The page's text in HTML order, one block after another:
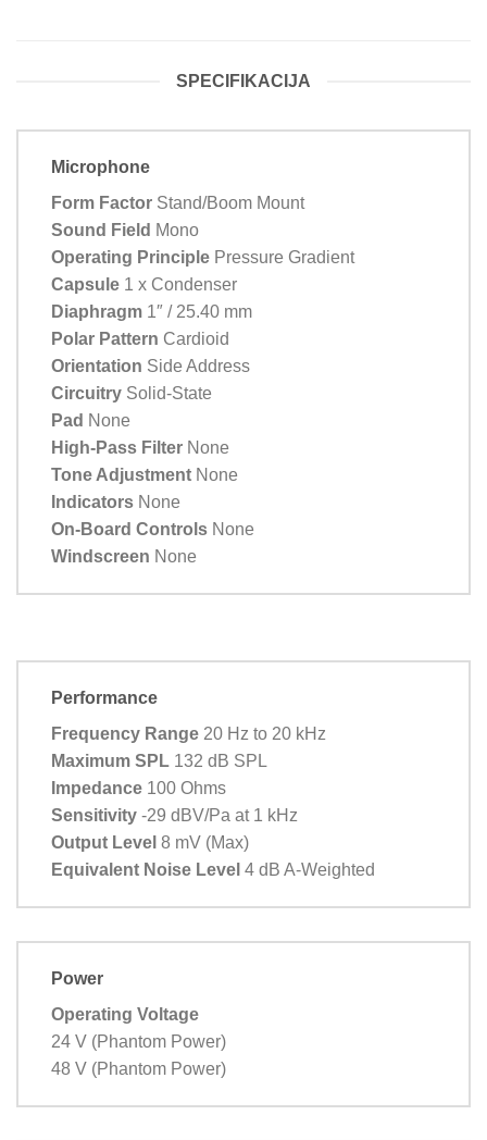
SPECIFIKACIJA
Microphone
Form Factor Stand/Boom Mount
Sound Field Mono
Operating Principle Pressure Gradient
Capsule 1 x Condenser
Diaphragm 1″ / 25.40 mm
Polar Pattern Cardioid
Orientation Side Address
Circuitry Solid-State
Pad None
High-Pass Filter None
Tone Adjustment None
Indicators None
On-Board Controls None
Windscreen None
Performance
Frequency Range 20 Hz to 20 kHz
Maximum SPL 132 dB SPL
Impedance 100 Ohms
Sensitivity -29 dBV/Pa at 1 kHz
Output Level 8 mV (Max)
Equivalent Noise Level 4 dB A-Weighted
Power
Operating Voltage
24 V (Phantom Power)
48 V (Phantom Power)